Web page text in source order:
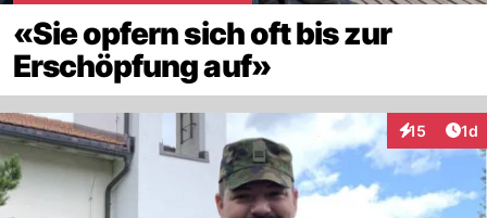
«Sie opfern sich oft bis zur
Erschöpfung auf»
15 1d